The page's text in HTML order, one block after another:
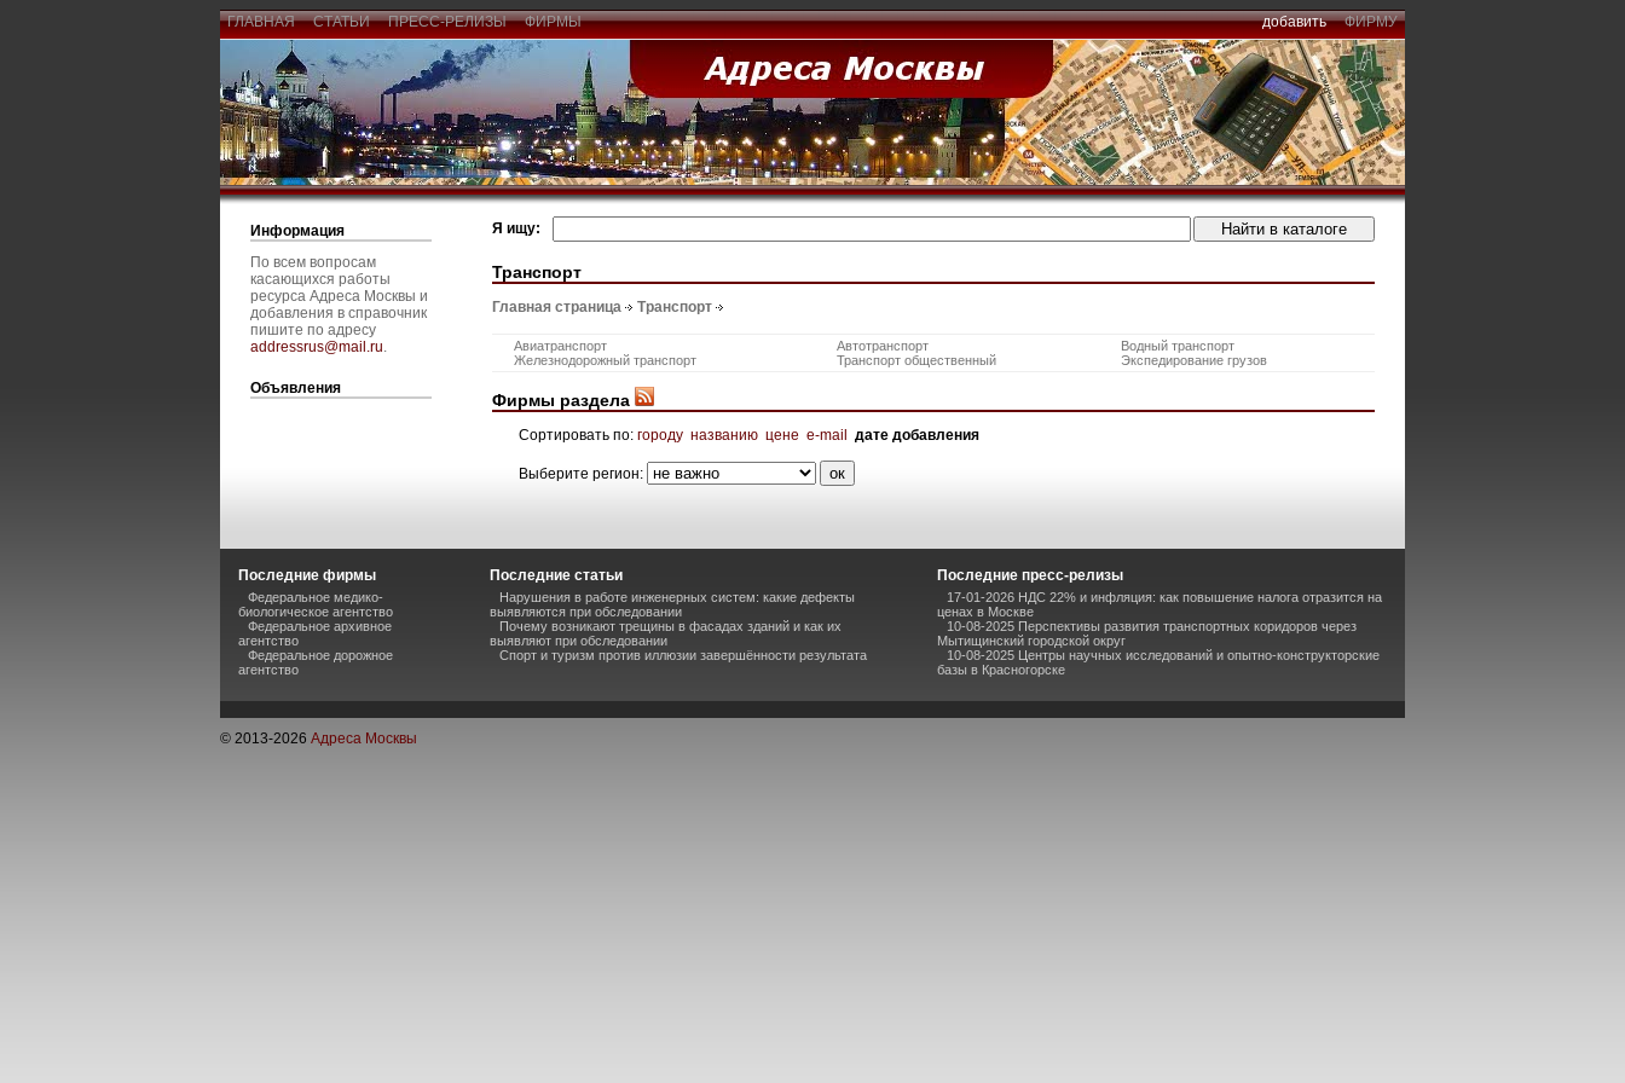
ГЛАВНАЯ СТАТЬИ ПРЕСС-РЕЛИЗЫ ФИРМЫ добавить ФИРМУ
Информация
По всем вопросам
касающихся работы
ресурса Адреса Москвы и
добавления в справочник
пишите по адресу
addressrus@mail.ru.
Объявления
Я ищу:
Транспорт
Главная страница Транспорт
Авиатранспорт Автотранспорт
Водный транспорт
Железнодорожный транспорт
Транспорт общественный Экспедирование грузов
Фирмы раздела
Сортировать по: городу названию цене e-mail дате добавления
Выберите регион:
Последние фирмы
Федеральное медико-
биологическое агентство
Федеральное архивное
агентство
Федеральное дорожное
агентство
Последние статьи
Нарушения в работе инженерных систем: какие дефекты
выявляются при обследовании
Почему возникают трещины в фасадах зданий и как их
выявляют при обследовании
Спорт и туризм против иллюзии завершённости результата
Последние пресс-релизы
17-01-2026 НДС 22% и инфляция: как повышение налога отразится на
ценах в Москве
10-08-2025 Перспективы развития транспортных коридоров через
Мытищинский городской округ
10-08-2025 Центры научных исследований и опытно-конструкторские
базы в Красногорске
© 2013-2026 Адреса Москвы